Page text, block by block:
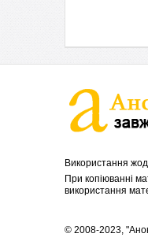
Використання
При копіюванні
використання
© 2008-2023,